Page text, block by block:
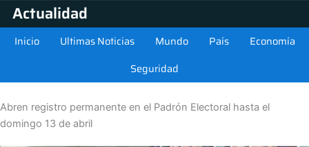
Actualidad
Inicio Ultimas Noticias Mundo País
Economía
Seguridad
Abren registro permanente en el Padrón Electoral hasta el
domingo 13 de abril